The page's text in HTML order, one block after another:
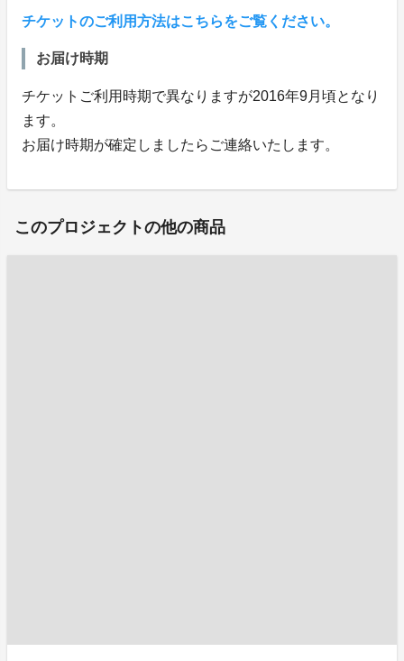
チケットのご利用方法はこちらをご覧ください。
お届け時期
チケットご利用時期で異なりますが2016年9月頃となり
ます。
お届け時期が確定しましたらご連絡いたします。
このプロジェクトの他の商品